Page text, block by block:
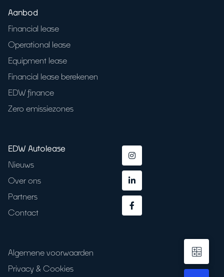
Aanbod
Financial lease
Operational lease
Equipment lease
Financial lease berekenen
EDW finance
Zero emissiezones
EDW Autolease
Nieuws
Over ons
Partners
Contact
Algemene voorwaarden
Privacy & Cookies